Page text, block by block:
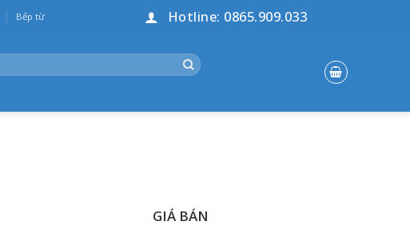
Bếp từ Hotline: 0865.909.033
GIÁ BÁN